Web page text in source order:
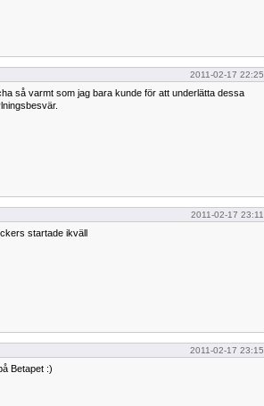
2011-02-17 22:25
så varmt som jag bara kunde för att underlätta dessa
2011-02-17 23:11
startade ikväll
2011-02-17 23:15
Betapet :)